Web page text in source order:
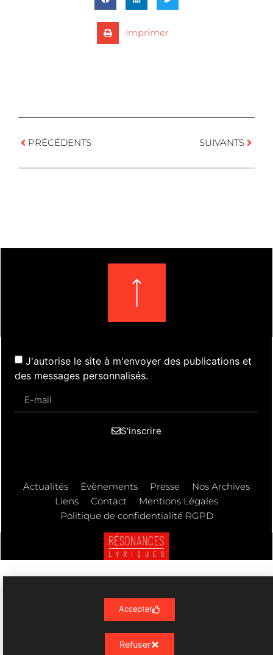
Imprimer
PRÉCÉDENTS SUIVANTS
J'autorise le site à m'envoyer des publications et
des messages personnalisés.
S'inscrire
Actualités Évènements Presse
Nos Archives
Liens
Contact
Mentions Légales
Politique de confidentialité RGPD
06/08/2026 © All rights Reserved. GEMEA Interactive
Accepter
Refuser